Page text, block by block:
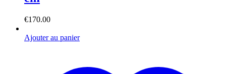
€170.00
Ajouter au panier